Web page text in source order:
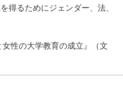
得るためにジェンダー、法、
性の大学教育の成立』（文